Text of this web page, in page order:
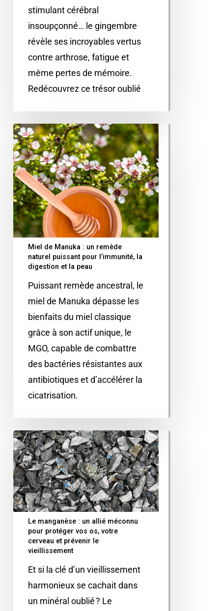
stimulant cérébral
insoupçonné… le gingembre
révèle ses incroyables vertus
contre arthrose, fatigue et
même pertes de mémoire.
Redécouvrez ce trésor oublié
Miel de Manuka : un remède
naturel puissant pour l’immunité, la
digestion et la peau
Puissant remède ancestral, le
miel de Manuka dépasse les
bienfaits du miel classique
grâce à son actif unique, le
MGO, capable de combattre
des bactéries résistantes aux
antibiotiques et d’accélérer la
cicatrisation.
Le manganèse : un allié méconnu
pour protéger vos os, votre
cerveau et prévenir le
vieillissement
Et si la clé d’un vieillissement
harmonieux se cachait dans
un minéral oublié ? Le